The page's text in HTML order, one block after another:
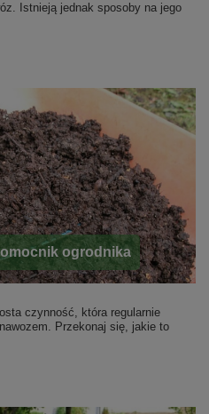
Istnieją jednak sposoby na jego
ogrodnika
czynność, która regularnie
Przekonaj się, jakie to